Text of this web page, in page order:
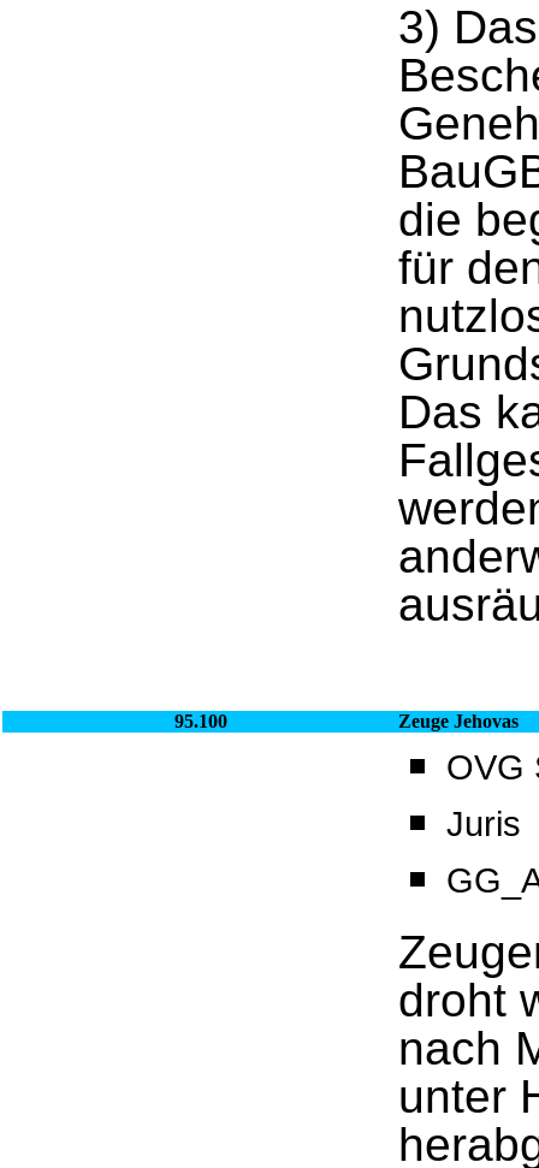
3)
die
für
Das
95.100 Zeuge Jehovas
OVG
Juris
droht
nach
unter